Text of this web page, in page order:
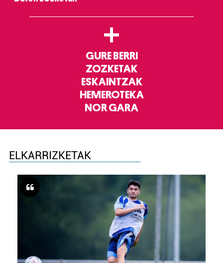
+
GURE BERRI
ZOZKETAK
ESKAINTZAK
HEMEROTEKA
NOR GARA
ELKARRIZKETAK